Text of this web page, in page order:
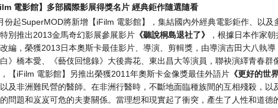
電影館】多部國際影展得獎名片 經典鉅作隨選隨看
份起SuperMOD將新增【iFilm 電影館】，集結國內外經典電影鉅作、以
別推出2013金馬奇幻影展參展影片 《聽說桐島退社了》
，根據日本作家
編，榮獲2013日本奧斯卡最佳影片、導演、剪輯獎，由導演吉田大八執導
白》橋本愛、《藝伎回憶錄》大後壽花、東出昌大等演員，聯袂演繹青春群
【iFilm 電影館】另推出榮獲2011年奧斯卡金像獎最佳外語片 《更好的世界
及非洲難民營的醫師。在非洲行醫時，不斷地面臨種族間的互相殘殺，
問題和岌岌可危的夫妻關係。當理想和現實起了衝突，產生了人性和道德